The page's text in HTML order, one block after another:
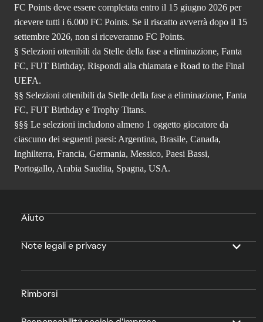
FC Points deve essere completata entro il 15 giugno 2026 per
ricevere tutti i 6.000 FC Points. Se il riscatto avverrà dopo il 15
settembre 2026, non si riceveranno FC Points.
§ Selezioni ottenibili da Stelle della fase a eliminazione, Fanta
FC, FUT Birthday, Rispondi alla chiamata e Road to the Final
UEFA.
§§ Selezioni ottenibili da Stelle della fase a eliminazione, Fanta
FC, FUT Birthday e Trophy Titans.
§§§ Le selezioni includono almeno 1 oggetto giocatore da
ciascuno dei seguenti paesi: Argentina, Brasile, Canada,
Inghilterra, Francia, Germania, Messico, Paesi Bassi,
Portogallo, Arabia Saudita, Spagna, USA.
Aiuto
Note legali e privacy
Rimborsi